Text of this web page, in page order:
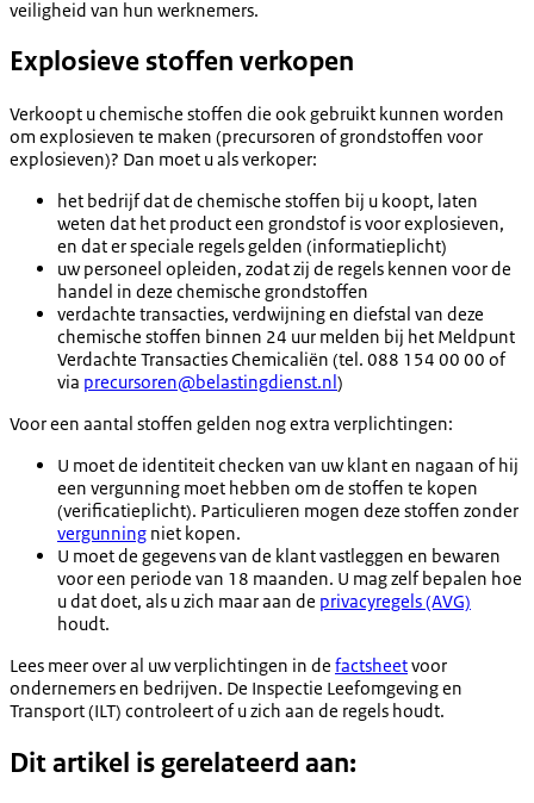
veiligheid van hun werknemers.
Explosieve stoffen verkopen
Verkoopt u chemische stoffen die ook gebruikt kunnen worden
om explosieven te maken (precursoren of grondstoffen voor
explosieven)? Dan moet u als verkoper:
het bedrijf dat de chemische stoffen bij u koopt, laten
weten dat het product een grondstof is voor explosieven,
en dat er speciale regels gelden (informatieplicht)
uw personeel opleiden, zodat zij de regels kennen voor de
handel in deze chemische grondstoffen
verdachte transacties, verdwijning en diefstal van deze
chemische stoffen binnen 24 uur melden bij het Meldpunt
Verdachte Transacties Chemicaliën (tel. 088 154 00 00 of
via precursoren@belastingdienst.nl )
Voor een aantal stoffen gelden nog extra verplichtingen:
U moet de identiteit checken van uw klant en nagaan of hij
een vergunning moet hebben om de stoffen te kopen
(verificatieplicht). Particulieren mogen deze stoffen zonder
vergunning niet kopen.
U moet de gegevens van de klant vastleggen en bewaren
voor een periode van 18 maanden. U mag zelf bepalen hoe
u dat doet, als u zich maar aan de privacyregels (AVG)
houdt.
Lees meer over al uw verplichtingen in de factsheetvoor
ondernemers en bedrijven. De Inspectie Leefomgeving en
Transport (ILT) controleert of u zich aan de regels houdt.
Dit artikel is gerelateerd aan: